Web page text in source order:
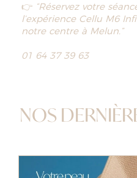
👉 “Réservez votre
l’expérience Cellu M6
notre centre à Melun.”
01 64 37 39 63
NOS